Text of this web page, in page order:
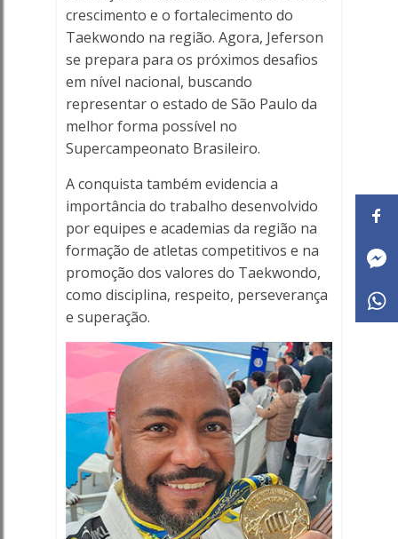
crescimento e o fortalecimento do
Taekwondo na região. Agora, Jeferson
se prepara para os próximos desafios
em nível nacional, buscando
representar o estado de São Paulo da
melhor forma possível no
Supercampeonato Brasileiro.
A conquista também evidencia a
importância do trabalho desenvolvido
por equipes e academias da região na
formação de atletas competitivos e na
promoção dos valores do Taekwondo,
como disciplina, respeito, perseverança
e superação.